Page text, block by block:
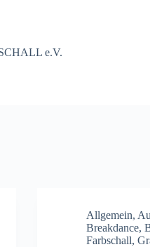
e.V.
Allgemein,
Breakdance,
Farbschall,